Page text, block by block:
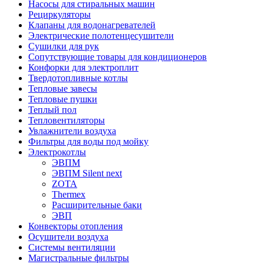
Насосы для стиральных машин
Рециркуляторы
Клапаны для водонагревателей
Электрические полотенцесушители
Сушилки для рук
Сопутствующие товары для кондиционеров
Конфорки для электроплит
Твердотопливные котлы
Тепловые завесы
Тепловые пушки
Теплый пол
Тепловентиляторы
Увлажнители воздуха
Фильтры для воды под мойку
Электрокотлы
ЭВПМ
ЭВПМ Silent next
ZOTA
Thermex
Расширительные баки
ЭВП
Конвекторы отопления
Осушители воздуха
Системы вентиляции
Магистральные фильтры